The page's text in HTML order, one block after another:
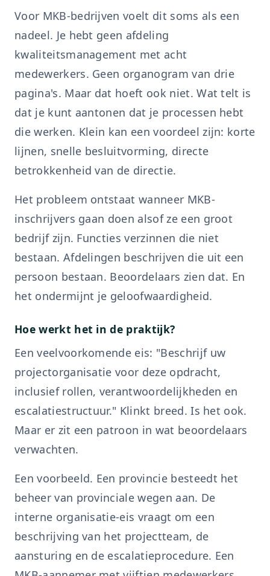
Voor MKB-bedrijven voelt dit soms als een
nadeel. Je hebt geen afdeling
kwaliteitsmanagement met acht
medewerkers. Geen organogram van drie
pagina's. Maar dat hoeft ook niet. Wat telt is
dat je kunt aantonen dat je processen hebt
die werken. Klein kan een voordeel zijn: korte
lijnen, snelle besluitvorming, directe
betrokkenheid van de directie.
Het probleem ontstaat wanneer MKB-
inschrijvers gaan doen alsof ze een groot
bedrijf zijn. Functies verzinnen die niet
bestaan. Afdelingen beschrijven die uit een
persoon bestaan. Beoordelaars zien dat. En
het ondermijnt je geloofwaardigheid.
Hoe werkt het in de praktijk?
Een veelvoorkomende eis: "Beschrijf uw
projectorganisatie voor deze opdracht,
inclusief rollen, verantwoordelijkheden en
escalatiestructuur." Klinkt breed. Is het ook.
Maar er zit een patroon in wat beoordelaars
verwachten.
Een voorbeeld. Een provincie besteedt het
beheer van provinciale wegen aan. De
interne organisatie-eis vraagt om een
beschrijving van het projectteam, de
aansturing en de escalatieprocedure. Een